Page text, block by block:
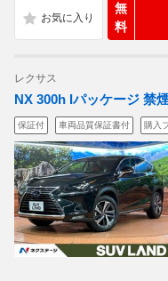
無
料
レクサス
NX 300h Iパッケージ 禁
保証付 車両品質保証書付 購入